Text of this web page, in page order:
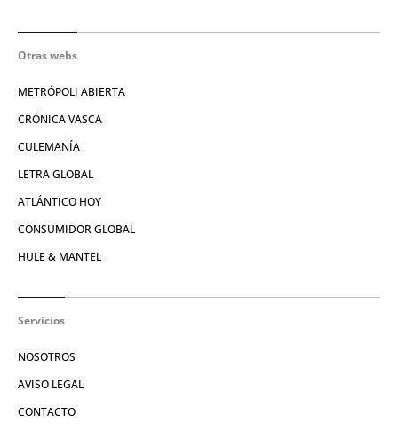
Otras webs
METRÓPOLI ABIERTA
CRÓNICA VASCA
CULEMANÍA
LETRA GLOBAL
ATLÁNTICO HOY
CONSUMIDOR GLOBAL
HULE & MANTEL
Servicios
NOSOTROS
AVISO LEGAL
CONTACTO